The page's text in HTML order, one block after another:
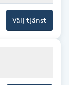
Välj tjänst